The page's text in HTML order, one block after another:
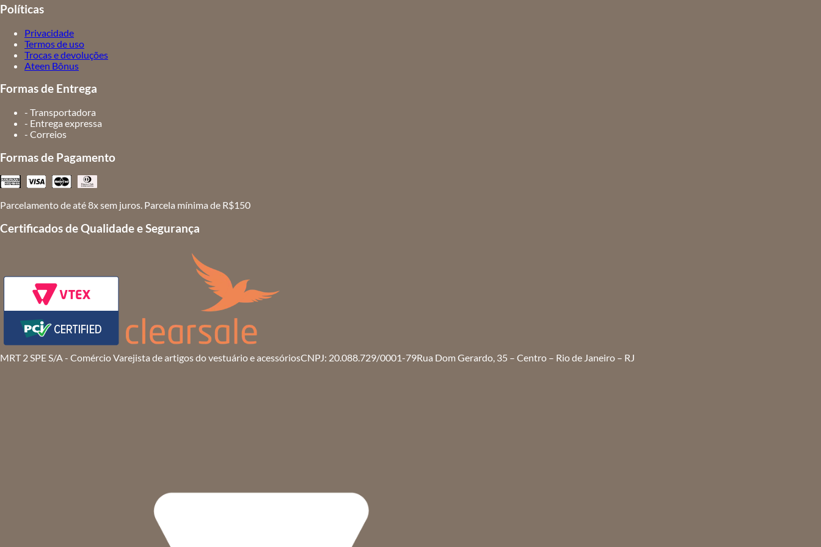
Políticas
Privacidade
Termos de uso
Trocas e devoluções
Ateen Bônus
Formas de Entrega
- Transportadora
- Entrega expressa
- Correios
Formas de Pagamento
Parcelamento de até 8x sem juros. Parcela mínima de R$150
Certificados de Qualidade e Segurança
MRT 2 SPE S/A - Comércio Varejista de artigos do vestuário e acessóriosCNPJ: 20.088.729/0001-79Rua Dom Gerardo, 35 – Centro – Rio de Janeiro – RJ